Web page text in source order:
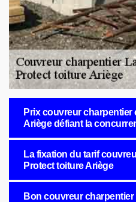
Prix couvreur charpentier
Ariège défiant la
La fixation du tarif
Protect toiture Ariège
Bon couvreur charpentier